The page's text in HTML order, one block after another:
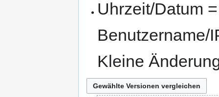
Uhrzeit/Datum
Benutzername/
Kleine